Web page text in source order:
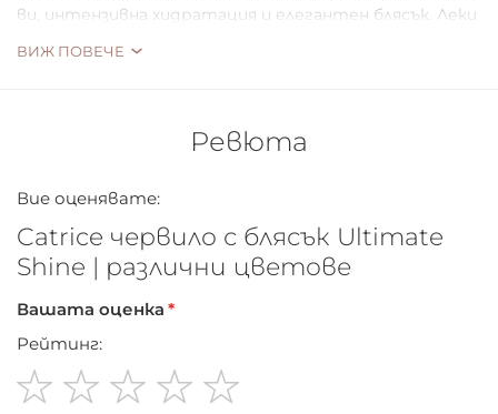
ви, интензивна хидратация и елегантен блясък. Леки
ВИЖ ПОВЕЧЕ
Ревюта
Вие оценявате:
Catrice червило с блясък Ultimate
Shine | различни цветове
Вашата оценка
Рейтинг: